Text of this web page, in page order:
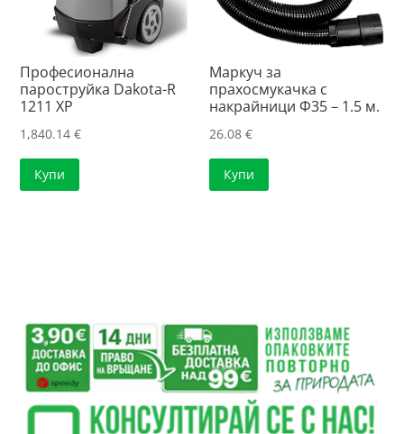
Професионална
пароструйка Dakota-R
1211 XP
1,840.14€
Купи
Маркуч за
прахосмукачка с
накрайници Ф35 – 1.5 м.
26.08€
Купи